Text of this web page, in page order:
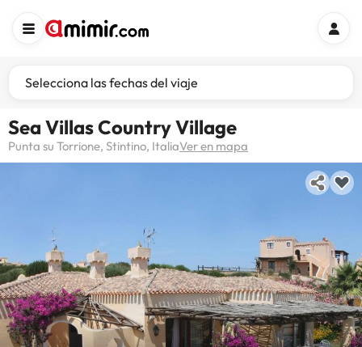
Selecciona las fechas del viaje
Sea Villas Country Village
Punta su Torrione, Stintino, ItaliaVer en mapa